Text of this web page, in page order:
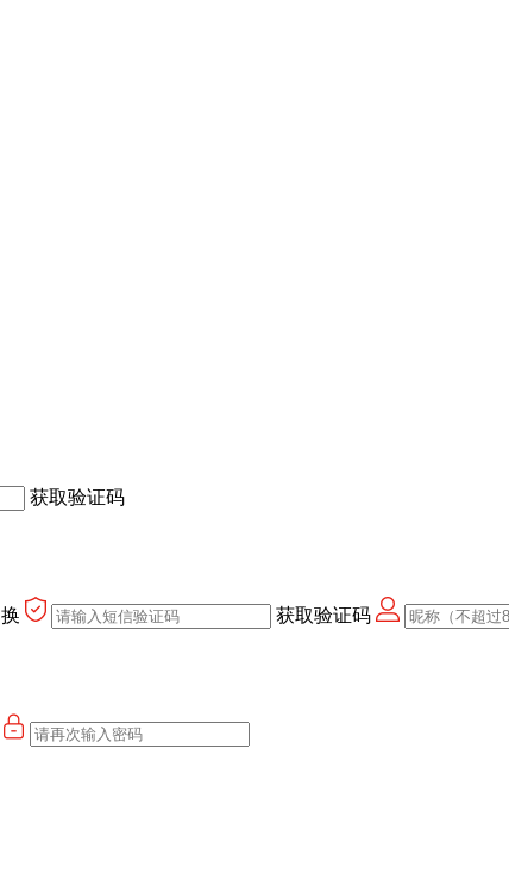
获取验证码
获取验证码